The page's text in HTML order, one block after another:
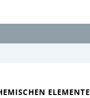
ELEMENTE